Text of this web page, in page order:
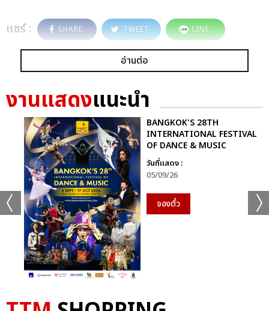
แชร์ : SHARE TWEET LINE
อ่านต่อ
งานแสดงแนะนำ
BANGKOK'S 28TH
INTERNATIONAL FESTIVAL
OF DANCE & MUSIC
วันที่แสดง :
05/09/26
จองตั๋ว